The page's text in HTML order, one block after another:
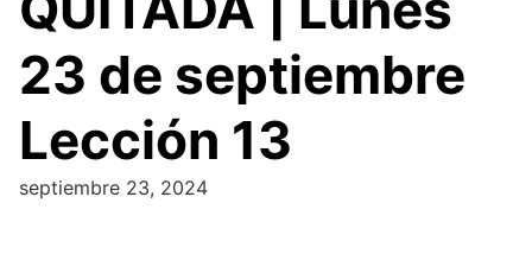
23 de septiembre
Lección 13
septiembre 23, 2024